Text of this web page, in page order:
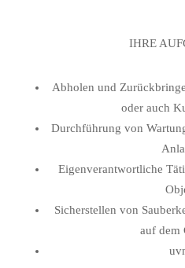
IHRE
Abholen und
oder auch
Durchführung von
Eigenverantwortliche
Sicherstellen von
auf dem